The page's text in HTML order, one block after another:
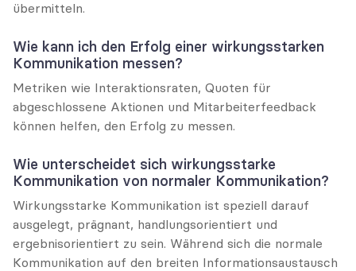
übermitteln.
Wie kann ich den Erfolg einer wirkungsstarken
Kommunikation messen?
Metriken wie Interaktionsraten, Quoten für
abgeschlossene Aktionen und Mitarbeiterfeedback
können helfen, den Erfolg zu messen.
Wie unterscheidet sich wirkungsstarke
Kommunikation von normaler Kommunikation?
Wirkungsstarke Kommunikation ist speziell darauf
ausgelegt, prägnant, handlungsorientiert und
ergebnisorientiert zu sein. Während sich die normale
Kommunikation auf den breiten Informationsaustausch